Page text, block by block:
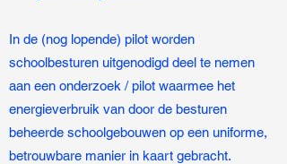
In de (nog lopende) pilot worden
schoolbesturen uitgenodigd deel te nemen
aan een onderzoek / pilot waarmee het
energieverbruik van door de besturen
beheerde schoolgebouwen op een uniforme,
betrouwbare manier in kaart gebracht.